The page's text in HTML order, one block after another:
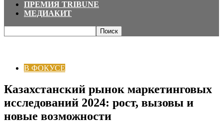
ПРЕМИЯ TRIBUNE
МЕДИАКИТ
В ФОКУСЕ
Казахстанский рынок маркетинговых
исследований 2024: рост, вызовы и
новые возможности